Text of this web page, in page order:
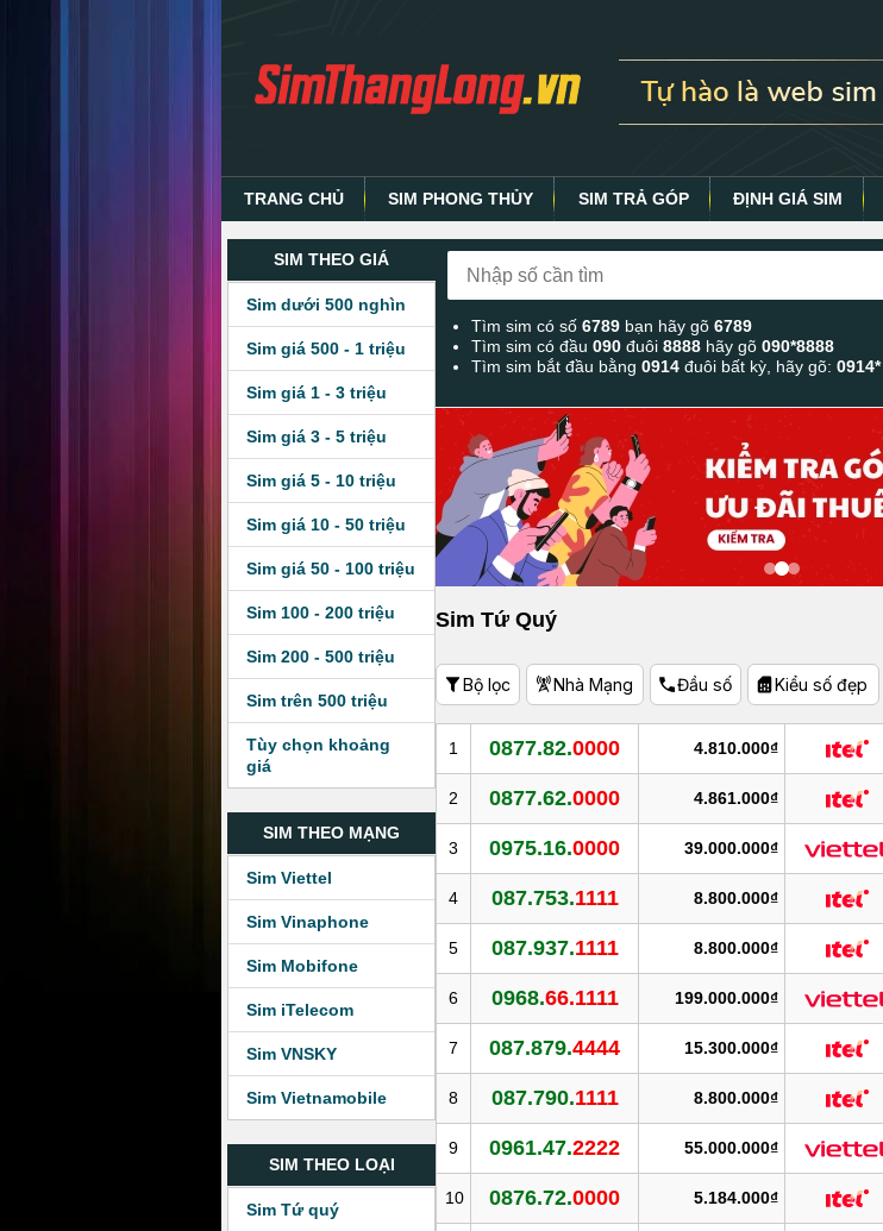
TRANG CHỦ SIM PHONG THỦY SIM TRẢ GÓP ĐỊNH GIÁ SIM
SIM THEO GIÁ
Sim dưới 500 nghìn
Sim giá 500 - 1 triệu
Sim giá 1 - 3 triệu
Sim giá 3 - 5 triệu
Sim giá 5 - 10 triệu
Sim giá 10 - 50 triệu
Sim giá 50 - 100 triệu
Sim 100 - 200 triệu
Sim 200 - 500 triệu
Sim trên 500 triệu
Tùy chọn khoảng
giá
SIM THEO MẠNG
Sim Viettel
Sim Vinaphone
Sim Mobifone
Sim iTelecom
Sim VNSKY
Sim Vietnamobile
SIM THEO LOẠI
Sim Tứ quý
Tìm sim có số6789 bạn hãy gõ6789
Tìm sim có đầu090đuôi8888 hãy gõ090*8888
Tìm sim bắt đầu bằng0914 đuôi bất kỳ, hãy gõ:0914*
Sim Tứ Quý
Bộ lọc Nhà Mạng Đầu số Kiểu số đẹp
1 0877.82.0000 4.810.000₫
2 0877.62.0000 4.861.000₫
3 0975.16.0000 39.000.000₫
4 087.753.1111 8.800.000₫
5 087.937.1111 8.800.000₫
6 0968.66.1111 199.000.000₫
7 087.879.4444 15.300.000₫
8 087.790.1111 8.800.000₫
9 0961.47.2222 55.000.000₫
10 0876.72.0000 5.184.000₫